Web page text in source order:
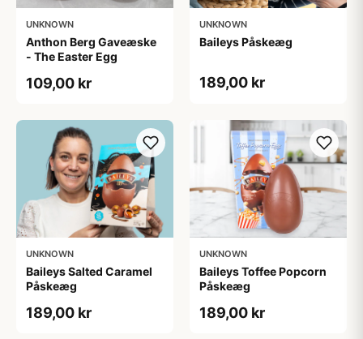
UNKNOWN
Anthon Berg Gaveæske
- The Easter Egg
109,00 kr
UNKNOWN
Baileys Påskeæg
189,00 kr
UNKNOWN
Baileys Salted Caramel
Påskeæg
189,00 kr
UNKNOWN
Baileys Toffee Popcorn
Påskeæg
189,00 kr